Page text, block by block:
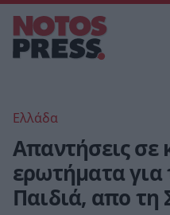
Ελλάδα
Απαντήσεις σε
ερωτήματα για
Παιδιά, απο τη